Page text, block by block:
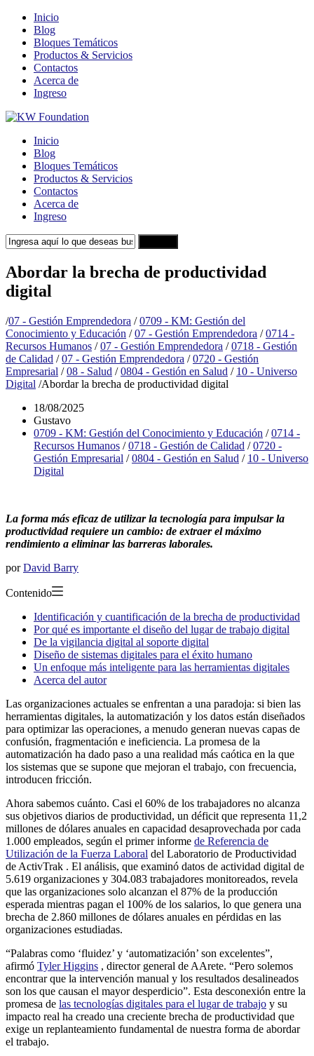
Inicio
Blog
Bloques Temáticos
Productos & Servicios
Contactos
Acerca de
Ingreso
Inicio
Blog
Bloques Temáticos
Productos & Servicios
Contactos
Acerca de
Ingreso
Abordar la brecha de productividad
digital
/07 - Gestión Emprendedora / 0709 - KM: Gestión del
Conocimiento y Educación / 07 - Gestión Emprendedora / 0714 -
Recursos Humanos / 07 - Gestión Emprendedora / 0718 - Gestión
de Calidad / 07 - Gestión Emprendedora / 0720 - Gestión
Empresarial / 08 - Salud / 0804 - Gestión en Salud / 10 - Universo
Digital /Abordar la brecha de productividad digital
18/08/2025
Gustavo
0709 - KM: Gestión del Conocimiento y Educación /0714 -
Recursos Humanos /0718 - Gestión de Calidad /0720 -
Gestión Empresarial /0804 - Gestión en Salud / 10 - Universo
Digital
La forma más eficaz de utilizar la tecnología para impulsar la
productividad requiere un cambio: de extraer el máximo
rendimiento a eliminar las barreras laborales.
porDavid Barry
Contenido
Identificación y cuantificación de la brecha de productividad
Por qué es importante el diseño del lugar de trabajo digital
De la vigilancia digital al soporte digital
Diseño de sistemas digitales para el éxito humano
Un enfoque más inteligente para las herramientas digitales
Acerca del autor
Las organizaciones actuales se enfrentan a una paradoja: si bien las
herramientas digitales, la automatización y los datos están diseñados
para optimizar las operaciones, a menudo generan nuevas capas de
confusión, fragmentación e ineficiencia. La promesa de la
automatización ha dado paso a una realidad más caótica en la que
los sistemas que se supone que mejoran el trabajo, con frecuencia,
introducen fricción.
Ahora sabemos cuánto. Casi el 60% de los trabajadores no alcanza
sus objetivos diarios de productividad, un déficit que representa 11,2
millones de dólares anuales en capacidad desaprovechada por cada
1.000 empleados, según el primer informe de Referencia de
Utilización de la Fuerza Laboral del Laboratorio de Productividad
de ActivTrak . El análisis, que examinó datos de actividad digital de
5.619 organizaciones y 304.083 trabajadores monitoreados, revela
que las organizaciones solo alcanzan el 87% de la producción
esperada mientras pagan el 100% de los salarios, lo que genera una
brecha de 2.860 millones de dólares anuales en pérdidas en las
organizaciones estudiadas.
“Palabras como ‘fluidez’ y ‘automatización’ son excelentes”,
afirmó Tyler Higgins , director general de AArete. “Pero solemos
encontrar que la intervención manual y los resultados desalineados
son los que causan el mayor desperdicio”. Esta desconexión entre la
promesa de las tecnologías digitales para el lugar de trabajo y su
impacto real ha creado una creciente brecha de productividad que
exige un replanteamiento fundamental de nuestra forma de abordar
el trabajo.